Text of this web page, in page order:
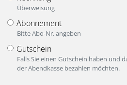
Überweisung
Abonnement
Bitte Abo-Nr. angeben
Gutschein
Falls Sie einen Gutschein haben und
der Abendkasse bezahlen möchten.